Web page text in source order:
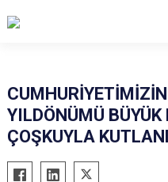
Araban
İslahiye
Karkamış
YILDÖNÜMÜ BÜYÜK
ÇOŞKUYLA